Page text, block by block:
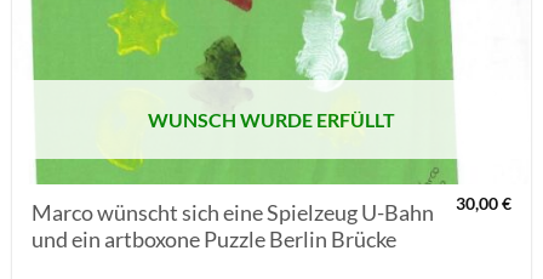
MERKLISTE
SETZEN
WUNSCH WURDE ERFÜLLT
Marco wünscht sich eine Spielzeug U-Bahn
und ein artboxone Puzzle Berlin Brücke
30,00€